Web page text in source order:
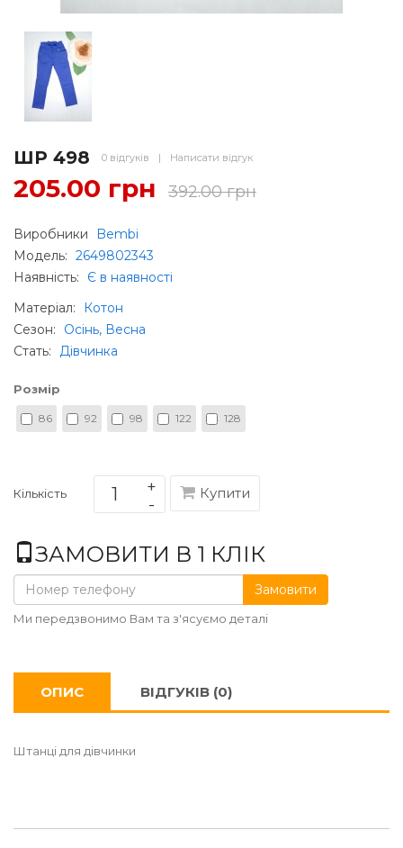
ШР 498 0 відгуків | Написати відгук
205.00 грн 392.00 грн
Виробники
Bembi
Модель: 2649802343
Наявність:
Є в наявності
Матеріал:
Котон
Сезон:
Осінь, Весна
Стать: Дівчинка
Розмір
86 92 98 122 128
Кількість Купити
ЗАМОВИТИ В 1 КЛІК
Замовити
Ми передзвонимо Вам та з'ясуємо деталі
ОПИС ВІДГУКІВ (0)
Штанці для дівчинки